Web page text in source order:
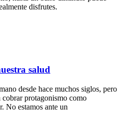
disfrutes.
salud
desde hace muchos siglos, pero
cobrar protagonismo como
No estamos ante un